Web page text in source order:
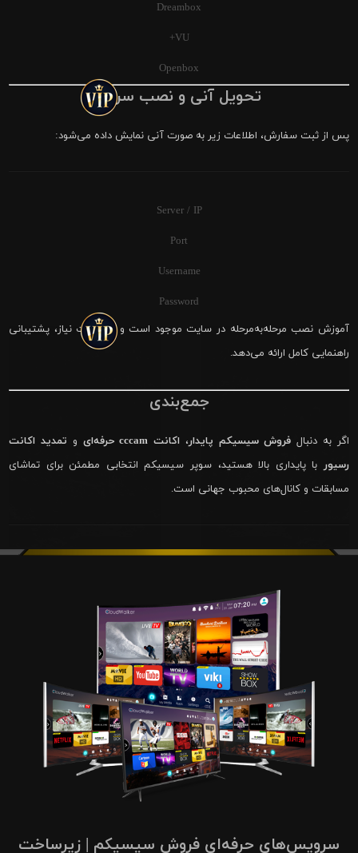
Dreambox
VU+
Openbox
تحویل آنی و نصب سریع
پس از ثبت سفارش، اطلاعات زیر به صورت آنی نمایش داده می‌شود:
Server / IP
Port
Username
Password
آموزش نصب مرحله‌به‌مرحله در سایت موجود است و در صورت نیاز، پشتیبانی
راهنمایی کامل ارائه می‌دهد.
جمع‌بندی
اگر به دنبال فروش سیسیکم پایدار، اکانت cccam حرفه‌ای و تمدید اکانت
رسیور با پایداری بالا هستید، سوپر سیسیکم انتخابی مطمئن برای تماشای
مسابقات و کانال‌های محبوب جهانی است.
سرویس‌های حرفه‌ای فروش سیسیکم | زیرساخت